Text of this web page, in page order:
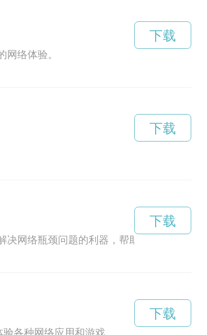
络体验。
下载
下载
网络瓶颈问题的利器，帮助用户畅游网络
下载
各种网络应用和游戏。
下载